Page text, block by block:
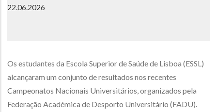
22.06.2026
Os estudantes da Escola Superior de Saúde de Lisboa (ESSL)
alcançaram um conjunto de resultados nos recentes
Campeonatos Nacionais Universitários, organizados pela
Federação Académica de Desporto Universitário (FADU).